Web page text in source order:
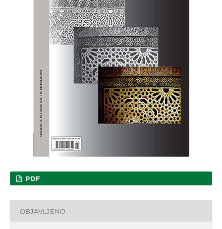
PDF
OBJAVLJENO